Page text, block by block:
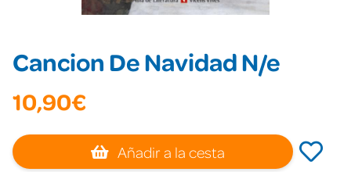
Cancion De Navidad N/e
10,90€
Añadir a la cesta